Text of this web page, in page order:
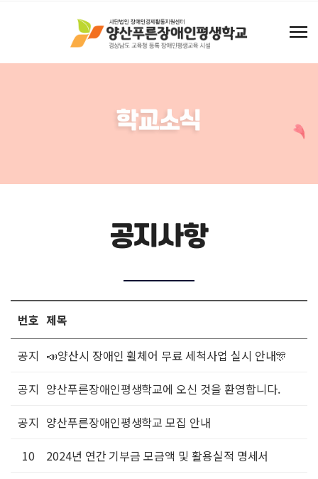
학교소식
공지사항
번호 제목
공지 📣양산시 장애인 휠체어 무료 세척사업 실시 안내🎊
공지 양산푸른장애인평생학교에 오신 것을 환영합니다.
공지 양산푸른장애인평생학교 모집 안내
10
2024년 연간 기부금 모금액 및 활용실적 명세서